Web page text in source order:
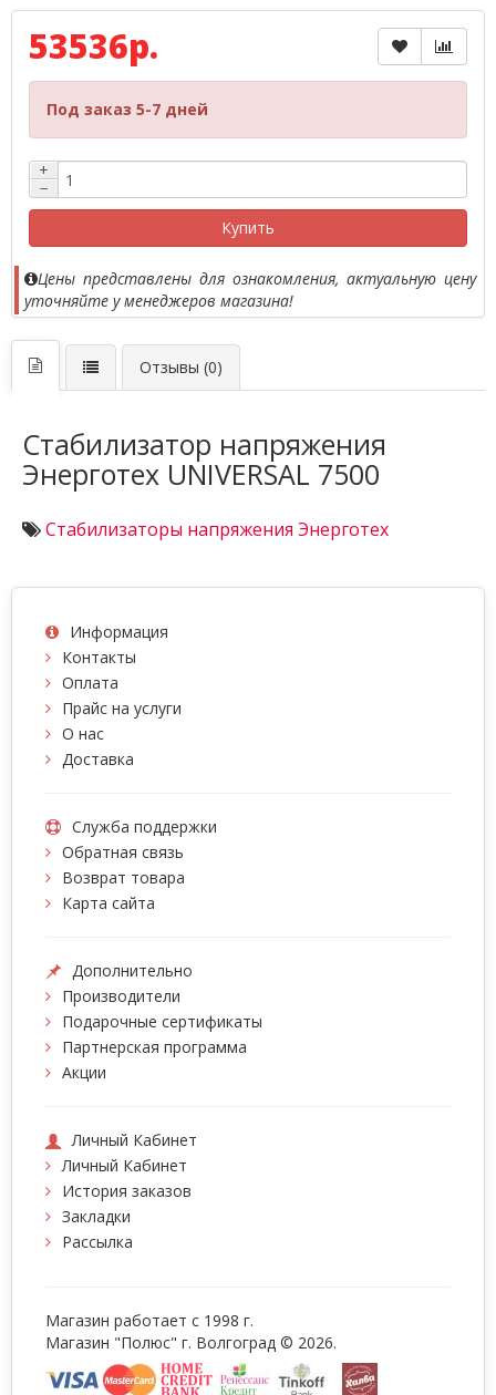
53536р.
Под заказ 5-7 дней
+
−
Купить
Цены представлены для ознакомления, актуальную цену
уточняйте у менеджеров магазина!
Отзывы (0)
Стабилизатор напряжения
Энерготех UNIVERSAL 7500
Стабилизаторы напряжения Энерготех
Информация
Контакты
Оплата
Прайс на услуги
О нас
Доставка
Служба поддержки
Обратная связь
Возврат товара
Карта сайта
Дополнительно
Производители
Подарочные сертификаты
Партнерская программа
Акции
Личный Кабинет
Личный Кабинет
История заказов
Закладки
Рассылка
Магазин работает с 1998 г.
Магазин "Полюс" г. Волгоград © 2026.